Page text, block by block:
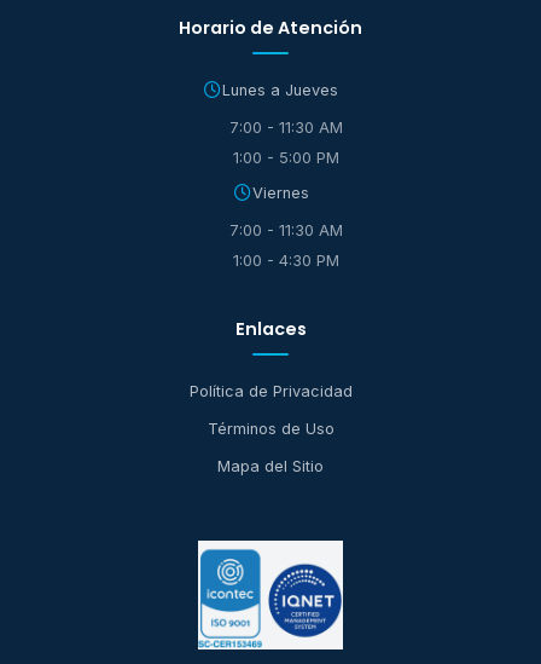
Horario de Atención
Lunes a Jueves
7:00 - 11:30 AM
1:00 - 5:00 PM
Viernes
7:00 - 11:30 AM
1:00 - 4:30 PM
Enlaces
Política de Privacidad
Términos de Uso
Mapa del Sitio